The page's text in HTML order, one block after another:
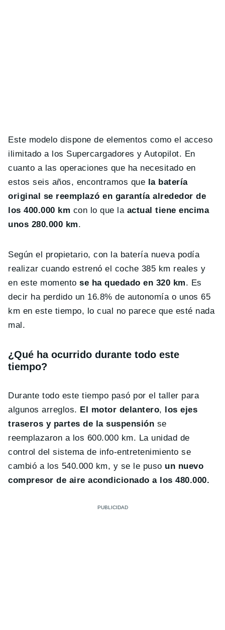
Este modelo dispone de elementos como el acceso
ilimitado a los Supercargadores y Autopilot. En
cuanto a las operaciones que ha necesitado en
estos seis años, encontramos que la batería
original se reemplazó en garantía alrededor de
los 400.000 km con lo que la actual tiene encima
unos 280.000 km.
Según el propietario, con la batería nueva podía
realizar cuando estrenó el coche 385 km reales y
en este momento se ha quedado en 320 km. Es
decir ha perdido un 16.8% de autonomía o unos 65
km en este tiempo, lo cual no parece que esté nada
mal.
¿Qué ha ocurrido durante todo este
tiempo?
Durante todo este tiempo pasó por el taller para
algunos arreglos. El motor delantero, los ejes
traseros y partes de la suspensión se
reemplazaron a los 600.000 km. La unidad de
control del sistema de info-entretenimiento se
cambió a los 540.000 km, y se le puso un nuevo
compresor de aire acondicionado a los 480.000.